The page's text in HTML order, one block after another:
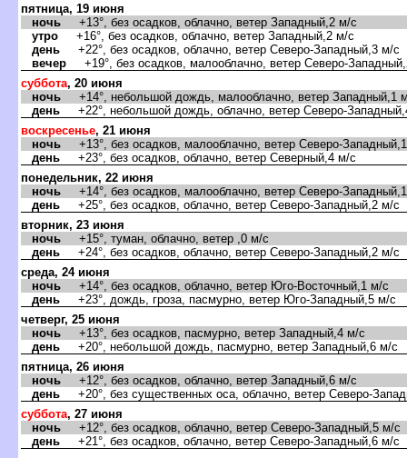
пятница, 19 июня
ночь +13°, без осадков, облачно, ветер Западный,2 м/с
утро +16°, без осадков, облачно, ветер Западный,2 м/с
день +22°, без осадков, облачно, ветер Северо-Западный,3 м/с
ечер +19°, без осадков, малооблачно, ветер Северо-
суббота, 20 июня
ночь +14°, небольшой дождь, малооблачно, ветер Западный,1
день +22°, небольшой дождь, облачно, ветер Северо-
оскресенье, 21 июня
ночь +13°, без осадков, малооблачно, ветер Северо-
день +23°, без осадков, облачно, ветер Северный,4 м/с
понедельник, 22 июня
ночь +14°, без осадков, малооблачно, ветер Северо-
день +25°, без осадков, облачно, ветер Северо-Западный,2 м/с
торник, 23 июня
ночь +15°, туман, облачно, ветер ,0 м/с
день +24°, без осадков, облачно, ветер Северо-Западный,2 м/с
среда, 24 июня
ночь +14°, без осадков, облачно, ветер Юго-Восточный,1 м/с
день +23°, дождь, гроза, пасмурно, ветер Юго-Западный,5 м/с
четверг, 25 июня
ночь +13°, без осадков, пасмурно, ветер Западный,4 м/с
день +20°, небольшой дождь, пасмурно, ветер Западный,6 м/с
пятница, 26 июня
ночь +12°, без осадков, облачно, ветер Западный,6 м/с
день +20°, без существенных оса, облачно, ветер Северо-
суббота, 27 июня
ночь +12°, без осадков, облачно, ветер Северо-Западный,5 м/с
день +21°, без осадков, облачно, ветер Северо-Западный,6 м/с